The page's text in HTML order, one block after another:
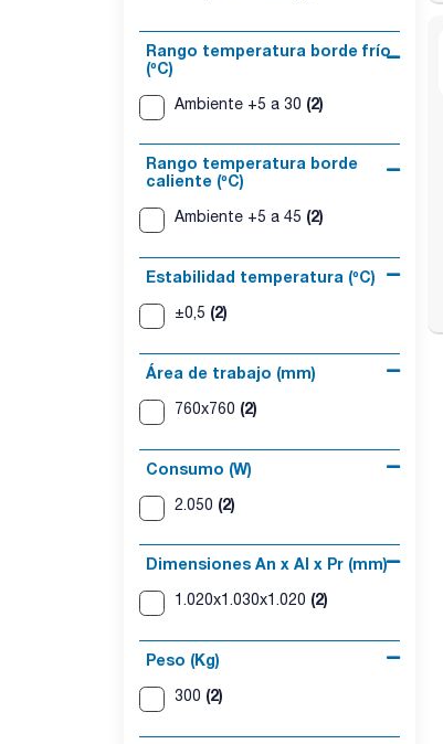
Rango temperatura borde frío
(ºC)
Ambiente +5 a 30 (2)
Rango temperatura borde
caliente (ºC)
Ambiente +5 a 45 (2)
Estabilidad temperatura (ºC)
±0,5 (2)
Área de trabajo (mm)
760x760 (2)
Consumo (W)
2.050 (2)
Dimensiones An x Al x Pr (mm)
1.020x1.030x1.020 (2)
Peso (Kg)
300 (2)